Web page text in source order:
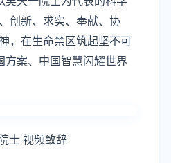
创新、求实、奉献、协
，在生命禁区筑起坚不可
方案、中国智慧闪耀世界
士 视频致辞